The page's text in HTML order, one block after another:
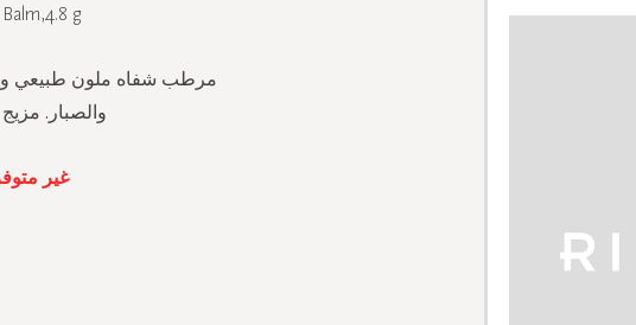
g
مرطب شفاه ملون طبيعي
والصبار. مزيج
غير